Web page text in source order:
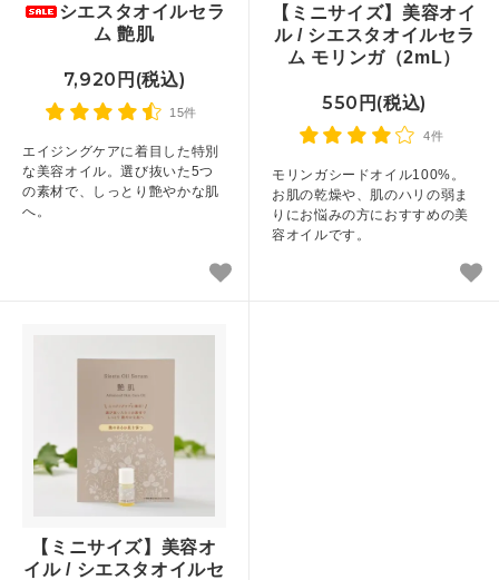
シエスタオイルセラ
ム 艶肌
7,920円(税込)
15件
エイジングケアに着目した特別
な美容オイル。選び抜いた5つ
の素材で、しっとり艶やかな肌
へ。
【ミニサイズ】美容オイ
ル / シエスタオイルセラ
ム モリンガ（2mL）
550円(税込)
4件
モリンガシードオイル100%。
お肌の乾燥や、肌のハリの弱ま
りにお悩みの方におすすめの美
容オイルです。
【ミニサイズ】美容オ
イル / シエスタオイルセ